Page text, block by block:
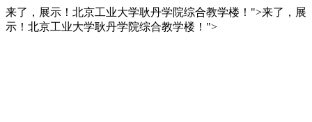
来了，展示！北京工业大学耿丹学院综合教学楼！">来了，展
示！北京工业大学耿丹学院综合教学楼！">